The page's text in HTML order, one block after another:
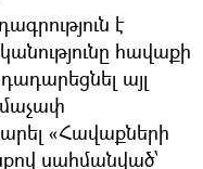
է
հավաքի
այլ
«Հավաքների
սահմանված՝